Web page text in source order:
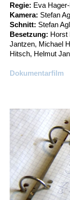
Regie: Eva
Kamera: Stefan
Schnitt: Stefan
Besetzung: Horst
Jantzen, Michael
Hitsch, Helmut
Dokumentarfilm